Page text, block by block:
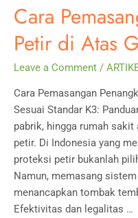
Cara
Petir di Atas
Leave a Comment /
Cara Pemasangan
Sesuai Standar K3:
pabrik, hingga rumah
petir. Di Indonesia yang
proteksi petir bukanlah
Namun, memasang
menancapkan tombak
Efektivitas dan legalitas …